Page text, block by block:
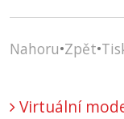
Nahoru•Zpět•
Virtuální